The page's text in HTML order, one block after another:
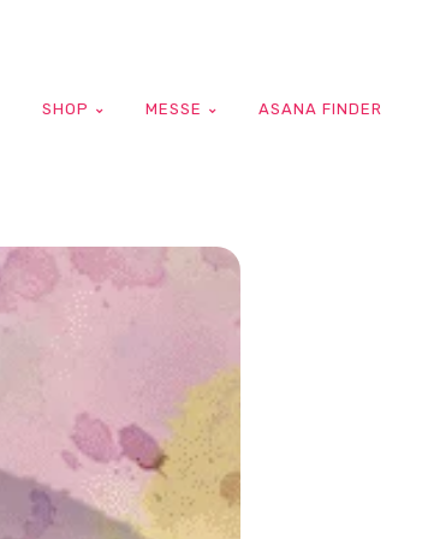
SHOP MESSE ASANA FINDER